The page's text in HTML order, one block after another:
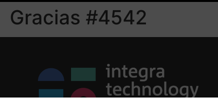
Gracias #4542